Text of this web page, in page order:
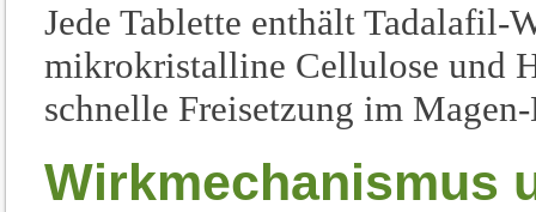
Jede Tablette enthält
mikrokristalline Cellulose und
schnelle Freisetzung im
Wirkmechanismus